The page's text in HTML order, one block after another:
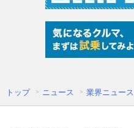
トップ ニュース 業界ニュース